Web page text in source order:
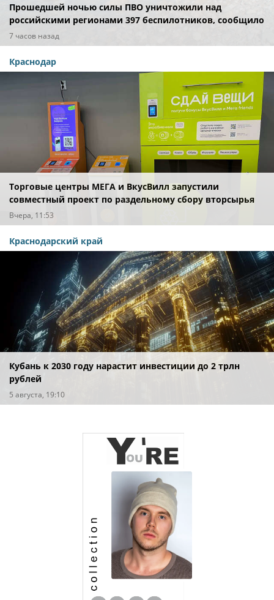
Прошедшей ночью силы ПВО уничтожили над
российскими регионами 397 беспилотников, сообщило
Минобороны
7 часов назад
Краснодар
Торговые центры МЕГА и ВкусВилл запустили
совместный проект по раздельному сбору вторсырья
Вчера, 11:53
Краснодарский край
Кубань к 2030 году нарастит инвестиции до 2 трлн
рублей
5 августа, 19:10